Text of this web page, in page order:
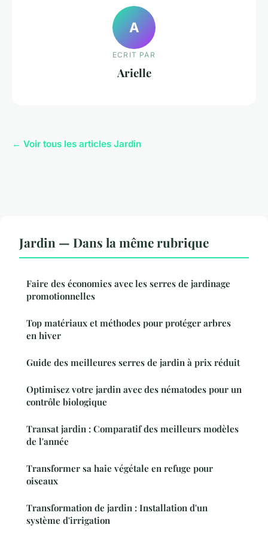
A
ECRIT PAR
Arielle
← Voir tous les articles Jardin
Jardin — Dans la même rubrique
Faire des économies avec les serres de jardinage
promotionnelles
Top matériaux et méthodes pour protéger arbres
en hiver
Guide des meilleures serres de jardin à prix réduit
Optimisez votre jardin avec des nématodes pour un
contrôle biologique
Transat jardin : Comparatif des meilleurs modèles
de l'année
Transformer sa haie végétale en refuge pour
oiseaux
Transformation de jardin : Installation d'un
système d'irrigation